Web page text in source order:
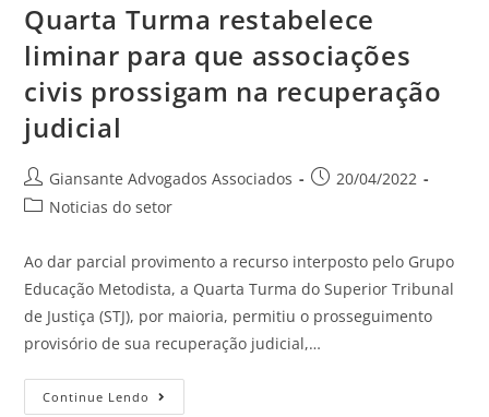
Quarta Turma restabelece
liminar para que associações
civis prossigam na recuperação
judicial
Giansante Advogados Associados
20/04/2022
Noticias do setor
Ao dar parcial provimento a recurso interposto pelo Grupo
Educação Metodista, a Quarta Turma do Superior Tribunal
de Justiça (STJ), por maioria, permitiu o prosseguimento
provisório de sua recuperação judicial,…
Continue Lendo